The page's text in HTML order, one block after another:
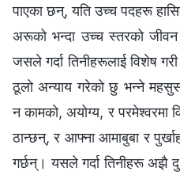
पाएका छन्, यति उच्च पदहरू
अरूको भन्दा उच्च स्तरको
जसले गर्दा तिनीहरूलाई विशेष
ठूलो अन्याय गरेको छु भन्ने
न कामको, अयोग्य, र परमेश्‍वरमा
ठान्छन्, र आफ्ना आमाबुबा र
गर्छन्। यसले गर्दा तिनीहरू अझै